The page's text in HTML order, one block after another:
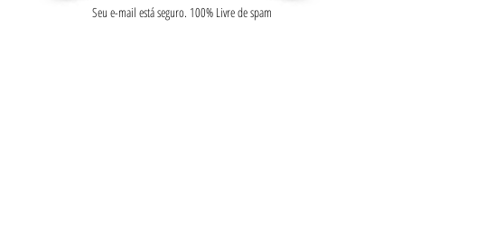
Seu e-mail está seguro. 100% Livre de spam